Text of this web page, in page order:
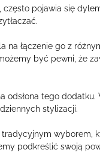
pojawia się
na łączenie go z
być pewni, że
odsłona tego
stylizacji.
wyborem,
podkreślić swoją